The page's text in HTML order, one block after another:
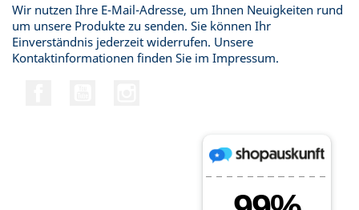
Wir nutzen Ihre E-Mail-Adresse, um Ihnen Neuigkeiten rund
um unsere Produkte zu senden. Sie können Ihr
Einverständnis jederzeit widerrufen. Unsere
Kontaktinformationen finden Sie im Impressum.